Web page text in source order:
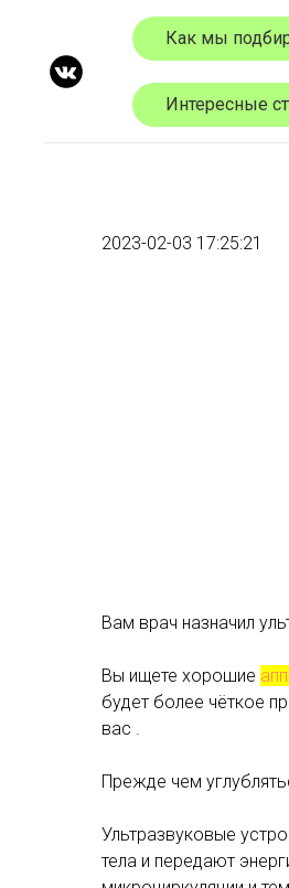
Как мы
Интересные
2023-02-03 17:25:21
Вам врач назначил
Вы ищете хорошие
будет более чёткое
вас .
Прежде чем
Ультразвуковые
тела и передают